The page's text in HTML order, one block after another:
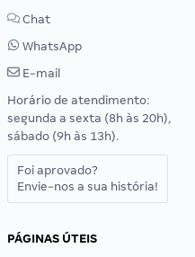
Chat
WhatsApp
E-mail
Horário de atendimento:
segunda a sexta (8h às 20h),
sábado (9h às 13h).
Foi aprovado?
Envie-nos a sua história!
PÁGINAS ÚTEIS